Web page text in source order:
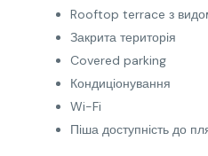
Rooftop terrace з
Закрита територія
Covered parking
Кондиціонування
Wi-Fi
Піша доступність до